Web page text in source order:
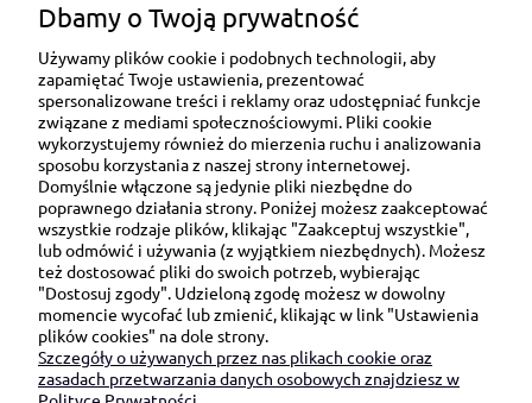
Ul. Brukowa 6/8 lok. 57/58
91-341 Łódź
NIP: 6751510615
SKONTAKTUJ SIĘ Z NAMI:
sklep@be-happygifts.com
+48 690 172 872
Dbamy o Twoją prywatność
Używamy plików cookie i podobnych technologii, aby
zapamiętać Twoje ustawienia, prezentować
spersonalizowane treści i reklamy oraz udostępniać funkcje
związane z mediami społecznościowymi. Pliki cookie
wykorzystujemy również do mierzenia ruchu i analizowania
sposobu korzystania z naszej strony internetowej.
Domyślnie włączone są jedynie pliki niezbędne do
poprawnego działania strony. Poniżej możesz zaakceptować
wszystkie rodzaje plików, klikając "Zaakceptuj wszystkie",
lub odmówić i używania (z wyjątkiem niezbędnych). Możesz
też dostosować pliki do swoich potrzeb, wybierając
"Dostosuj zgody". Udzieloną zgodę możesz w dowolny
momencie wycofać lub zmienić, klikając w link "Ustawienia
plików cookies" na dole strony.
Szczegóły o używanych przez nas plikach cookie oraz
zasadach przetwarzania danych osobowych znajdziesz w